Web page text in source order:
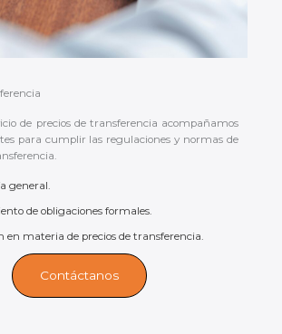
de precios de transferencia acompañamos
para cumplir las regulaciones y normas de
general.
de obligaciones formales.
en materia de precios de transferencia.
Contáctanos